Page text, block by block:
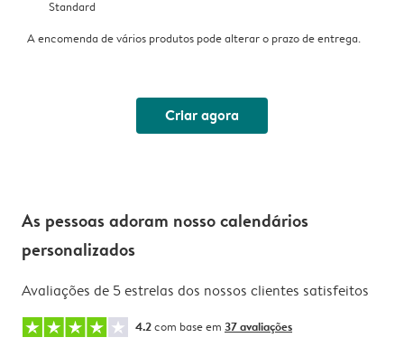
Standard
A encomenda de vários produtos pode alterar o prazo de entrega.
Criar agora
As pessoas adoram nosso calendários
personalizados
Avaliações de 5 estrelas dos nossos clientes satisfeitos
4.2com base em 37 avaliações